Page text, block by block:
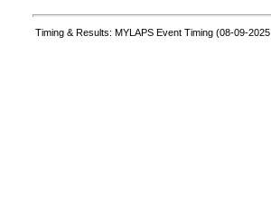
Timing & Results: MYLAPS Event Timing (08-09-